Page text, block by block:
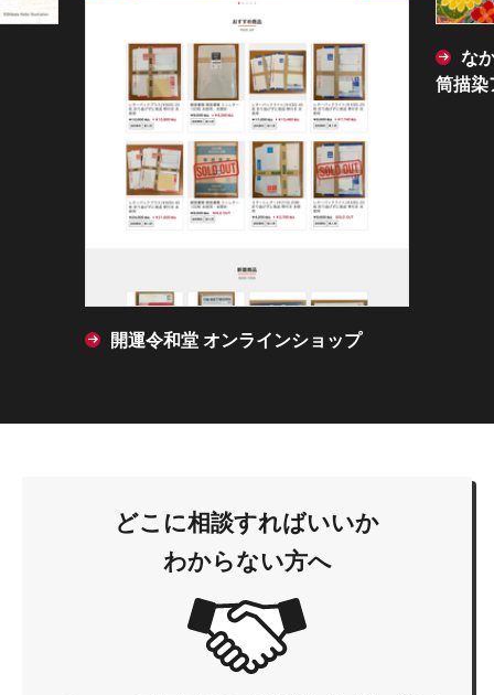
開運令和堂 オンラインショップ
な
筒描染
どこに相談すればいいか
わからない方へ